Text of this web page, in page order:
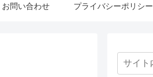
お問い合わせ プライバシーポリシー